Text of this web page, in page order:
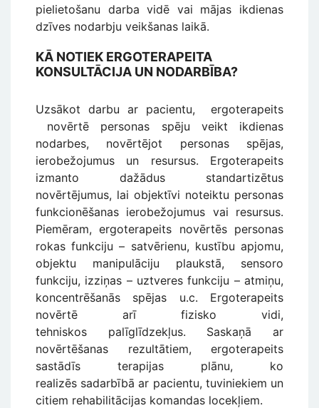
pielietošanu darba vidē vai mājas ikdienas
dzīves nodarbju veikšanas laikā.
KĀ NOTIEK ERGOTERAPEITA
KONSULTĀCIJA UN NODARBĪBA?
Uzsākot darbu ar pacientu, ergoterapeits
novērtē personas spēju veikt ikdienas
nodarbes, novērtējot personas spējas,
ierobežojumus un resursus. Ergoterapeits
izmanto dažādus standartizētus
novērtējumus, lai objektīvi noteiktu personas
funkcionēšanas ierobežojumus vai resursus.
Piemēram, ergoterapeits novērtēs personas
rokas funkciju – satvērienu, kustību apjomu,
objektu manipulāciju plaukstā, sensoro
funkciju, izziņas – uztveres funkciju – atmiņu,
koncentrēšanās spējas u.c. Ergoterapeits
novērtē arī fizisko vidi,
tehniskos palīglīdzekļus. Saskaņā ar
novērtēšanas rezultātiem, ergoterapeits
sastādīs terapijas plānu, ko
realizēs sadarbībā ar pacientu, tuviniekiem un
citiem rehabilitācijas komandas locekļiem.